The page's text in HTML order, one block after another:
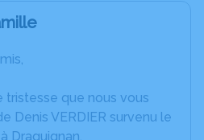
tristesse que nous vous
Denis VERDIER survenu le
Draguignan.